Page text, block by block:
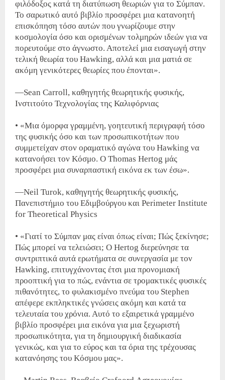
φιλόδοξος κατά τη διατύπωση θεωριών για το Σύμπαν.
Το σαρωτικό αυτό βιβλίο προσφέρει μια κατανοητή
επισκόπηση τόσο αυτών που γνωρίζουμε στην
κοσμολογία όσο και ορισμένων τολμηρών ιδεών για να
πορευτούμε στο άγνωστο. Αποτελεί μια εισαγωγή στην
τελική θεωρία του Hawking, αλλά και μια ματιά σε
ακόμη γενικότερες θεωρίες που έπονται».
—Sean Carroll, καθηγητής θεωρητικής φυσικής,
Ινστιτούτο Τεχνολογίας της Καλιφόρνιας
• «Μια όμορφα γραμμένη, γοητευτική περιγραφή τόσο
της φυσικής όσο και των προσωπικοτήτων που
συμμετείχαν στον οραματικό αγώνα του Hawking να
κατανοήσει τον Κόσμο. Ο Thomas Hertog μάς
προσφέρει μια συναρπαστική εικόνα εκ των έσω».
—Neil Turok, καθηγητής θεωρητικής φυσικής,
Πανεπιστήμιο του Εδιμβούργου και Perimeter Institute
for Theoretical Physics
• «Γιατί το Σύμπαν μας είναι όπως είναι; Πώς ξεκίνησε;
Πώς μπορεί να τελειώσει; Ο Hertog διερεύνησε τα
συντριπτικά αυτά ερωτήματα σε συνεργασία με τον
Hawking, επιτυγχάνοντας έτσι μια προνομιακή
προοπτική για το πώς, ενάντια σε τρομακτικές φυσικές
πιθανότητες, το φυλακισμένο πνεύμα του Stephen
απέφερε εκπληκτικές γνώσεις ακόμη και κατά τα
τελευταία του χρόνια. Αυτό το εξαιρετικά γραμμένο
βιβλίο προσφέρει μια εικόνα για μια ξεχωριστή
προσωπικότητα, για τη δημιουργική διαδικασία
γενικώς, και για το εύρος και τα όρια της τρέχουσας
κατανόησης του Κόσμου μας».